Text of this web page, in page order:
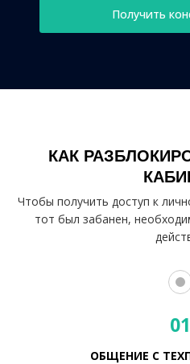
Получить
КАК
Чтобы получить доступ к
тот был забанен,
01
ОБЩЕНИЕ С